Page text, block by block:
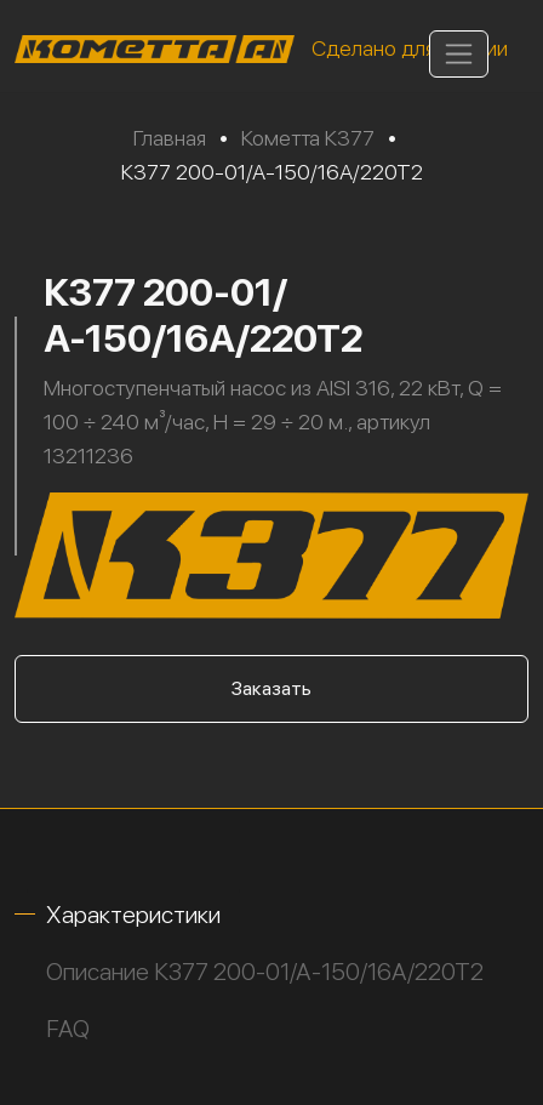
Сделано для России
Главная • Кометта К377
•
К377 200-01/А-150/16А/220Т2
К377 200-01/
А-150/16А/220Т2
Многоступенчатый насос из AISI 316, 22 кВт, Q =
100 ÷ 240 м³/час, H = 29 ÷ 20 м., артикул
13211236
Заказать
Характеристики
Описание К377 200-01/А-150/16А/220Т2
FAQ